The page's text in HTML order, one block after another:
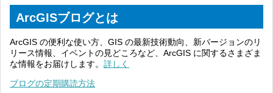
ArcGISブログとは
ArcGIS の便利な使い方、GIS の最新技術動向、新バージョンのリ
リース情報、イベントの見どころなど、ArcGIS に関するさまざま
な情報をお届けします。 詳しく
ブログの定期購読方法